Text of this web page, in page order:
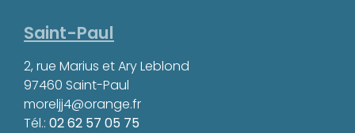
Saint-Paul
2, rue Marius et Ary Leblond
97460 Saint-Paul
moreljj4@orange.fr
Tél.: 02 62 57 05 75